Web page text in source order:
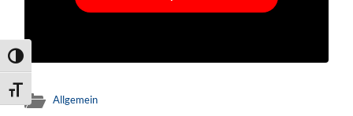
Umschalten auf hohe Kontraste
Schrift vergrößern
Allgemein